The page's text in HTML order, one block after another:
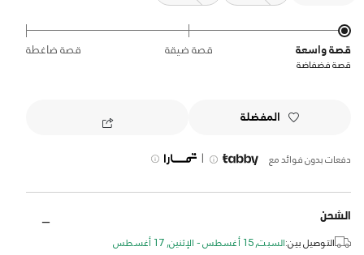
قصة واسعة قصة ضيقة قصة ضاغطة
قصة فضفاضة
المفضلة
دفعات بدون فوائد مع |
الشحن
التوصيل بين:السبت, 15 أغسطس - الإثنين, 17 أغسطس